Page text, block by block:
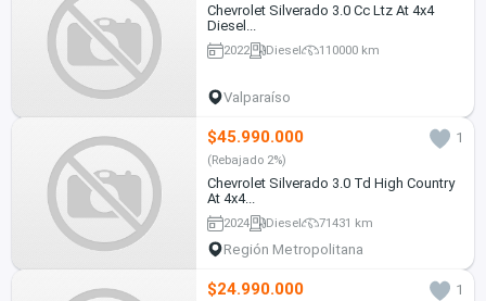
Chevrolet Silverado 3.0 Cc Ltz At 4x4
Diesel...
2022 Diesel 110000 km
Valparaíso
$45.990.000 1
(Rebajado 2%)
Chevrolet Silverado 3.0 Td High Country
At 4x4...
2024 Diesel 71431 km
Región Metropolitana
$24.990.000 1